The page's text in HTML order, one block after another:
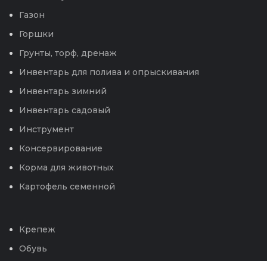
Газон
Горшки
Грунты, торф, дренаж
Инвентарь для полива и опрыскивания
Инвентарь зимний
Инвентарь садовый
Инструмент
Консервирование
Корма для животных
Картофель семенной
Крепеж
Обувь